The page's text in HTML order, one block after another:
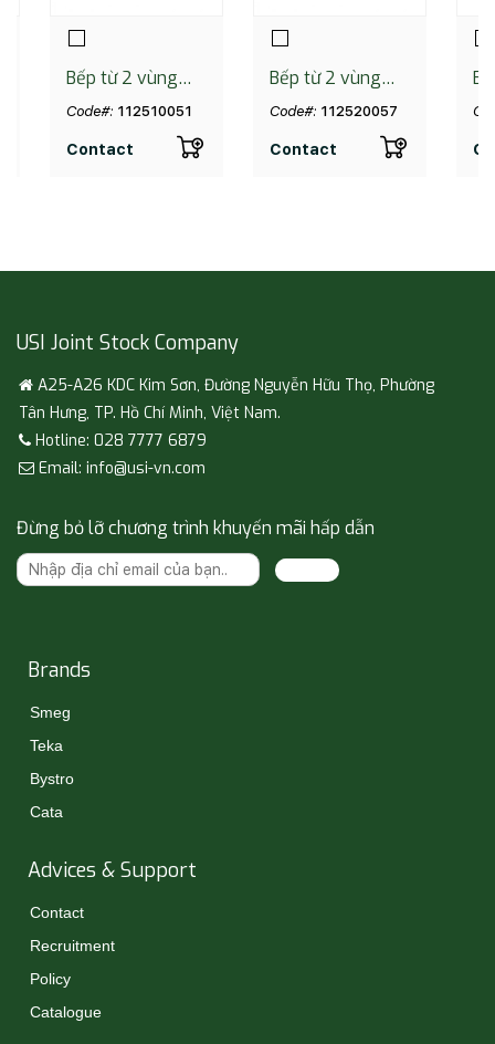
Bếp từ 2 vùng
nấu lắp âm Teka
IBC 73220 SCG
BK
Code#: 112510051
Contact
Bếp từ 2 vùng
nấu lắp âm Teka
IBC 73200 TTC
BK
Code#: 112520057
Contact
USI Joint Stock Company
A25-A26 KDC Kim Sơn, Đường Nguyễn Hữu Thọ, Phường
Tân Hưng, TP. Hồ Chí Minh, Việt Nam.
Hotline: 028 7777 6879
Email: info@usi-vn.com
Đừng bỏ lỡ chương trình khuyến mãi hấp dẫn
Brands
Smeg
Teka
Bystro
Cata
Advices & Support
Contact
Recruitment
Policy
Catalogue